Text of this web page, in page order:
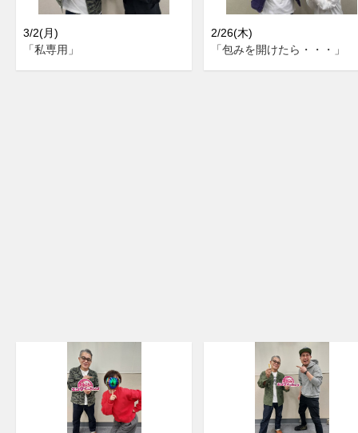
3/2(月)
「私専用」
2/26(木)
「包みを開けたら・・・」